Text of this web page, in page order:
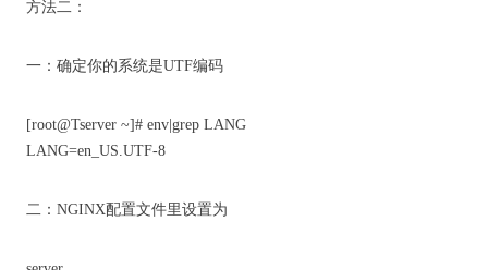
方法二：
一：确定你的系统是UTF编码
[root@Tserver ~]# env|grep LANG
LANG=en_US.UTF-8
二：NGINX配置文件里设置为